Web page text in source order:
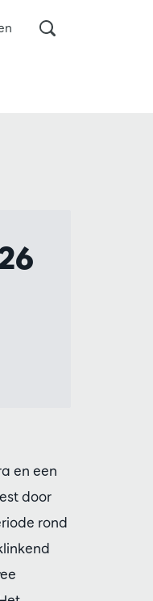
en een
door
rond